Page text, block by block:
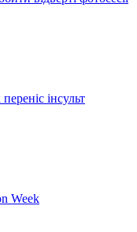
інсульт
Week